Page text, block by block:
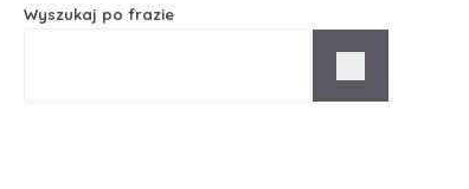
Wyszukaj po frazie